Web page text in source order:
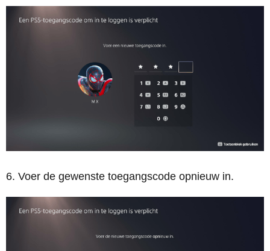
Voer de gewenste toegangscode opnieuw in.